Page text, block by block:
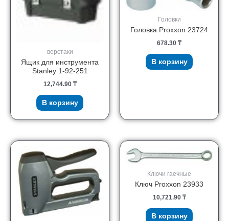
верстаки
Ящик для инструмента
Stanley 1-92-251
12,744.90 ₸
В корзину
Головки
Головка Proxxon 23724
678.30 ₸
В корзину
Ключи гаечные
Ключ Proxxon 23933
10,721.90 ₸
В корзину